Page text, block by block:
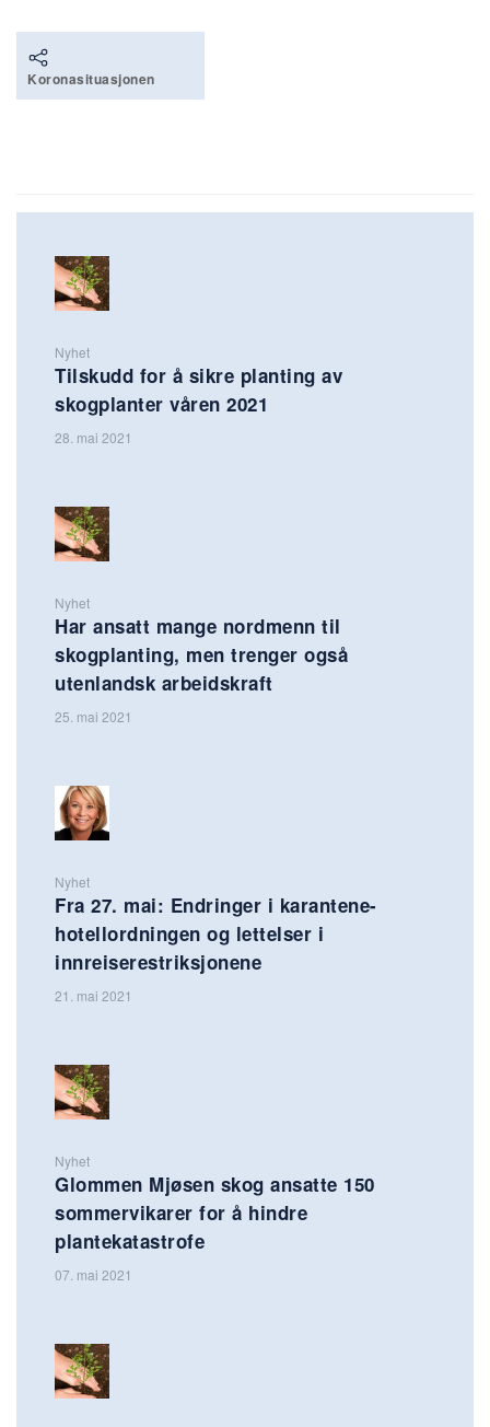
Koronasituasjonen
Nyhet
Tilskudd for å sikre planting av
skogplanter våren 2021
28. mai 2021
Nyhet
Har ansatt mange nordmenn til
skogplanting, men trenger også
utenlandsk arbeidskraft
25. mai 2021
Nyhet
Fra 27. mai: Endringer i karantene-
hotellordningen og lettelser i
innreiserestriksjonene
21. mai 2021
Nyhet
Glommen Mjøsen skog ansatte 150
sommervikarer for å hindre
plantekatastrofe
07. mai 2021